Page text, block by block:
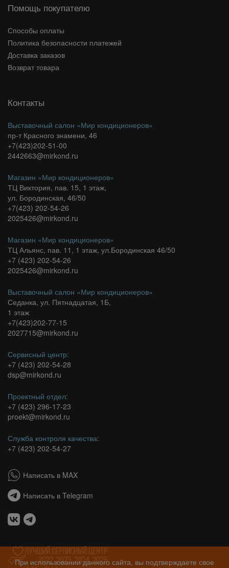
Помощь покупателю
Способы оплаты
Политика безопасности платежей
Доставка заказов
Возврат товара
Контакты
Выставочный салон «Мир кондиционеров»
пр-т Красного знамени, 46
+7(423)202-51-00
2442663@mirkond.ru
Магазин «Мир кондиционеров»
ТЦ Виктория, пав. 15, 1 этаж,
ул. Бородинская, 46/50
+7(423) 202-54-26
2025426@mirkond.ru
Магазин «Мир кондиционеров»
ТЦ Альянс, пав. 11, 1 этаж, ул.Бородинская 46/50
+7 (423) 202-54-26
2025426@mirkond.ru
Выставочный салон «Мир кондиционеров»
Седанка, ул. Пятнадцатая, 1Б,
1 этаж
+7(423)202-77-15
2027715@mirkond.ru
Сервисный центр:
+7 (423) 202-54-28
dsp@mirkond.ru
Проектный отдел:
+7 (423) 296-17-23
proekt@mirkond.ru
Служба контроля качества:
+7 (423) 202-54-27
Написать в MAX
Написать в Telegram
При использовании данного сайта, вы подтверждаете свое